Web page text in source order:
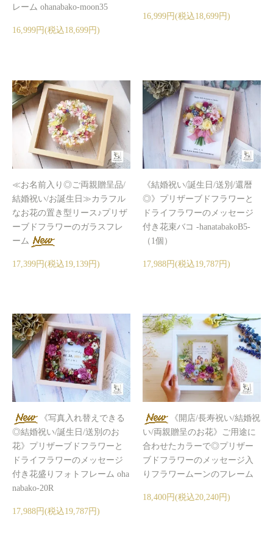
レーム ohanabako-moon35
16,999円(税込18,699円)
16,999円(税込18,699円)
≪お名前入り◎ご両親贈呈品/
結婚祝い/お誕生日≫カラフル
なお花の置き型リース♪プリザ
ーブドフラワーのガラスフレ
ーム
17,399円(税込19,139円)
《結婚祝い/誕生日/送別/還暦
◎》プリザーブドフラワーと
ドライフラワーのメッセージ
付き花束バコ -hanatabakoB5-
（1個）
17,988円(税込19,787円)
《写真入れ替えできる
◎結婚祝い/誕生日/送別のお
花》プリザーブドフラワーと
ドライフラワーのメッセージ
付き花盛りフォトフレーム oha
nabako-20R
17,988円(税込19,787円)
《開店/長寿祝い/結婚祝
い/両親贈呈のお花》ご用途に
合わせたカラーで◎プリザー
ブドフラワーのメッセージ入
りフラワームーンのフレーム
18,400円(税込20,240円)